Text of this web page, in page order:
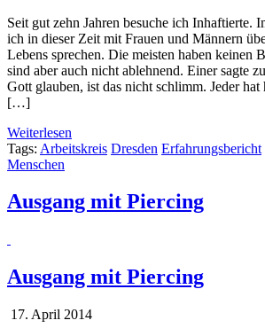
Seit gut zehn Jahren besuche ich Inhaftierte.
ich in dieser Zeit mit Frauen und Männern
Lebens sprechen. Die meisten haben keinen
sind aber auch nicht ablehnend. Einer sagte
Gott glauben, ist das nicht schlimm. Jeder
[…]
Weiterlesen
Tags: Arbeitskreis Dresden Erfahrungsbericht
Menschen
Ausgang mit Piercing
Ausgang mit Piercing
17. April 2014